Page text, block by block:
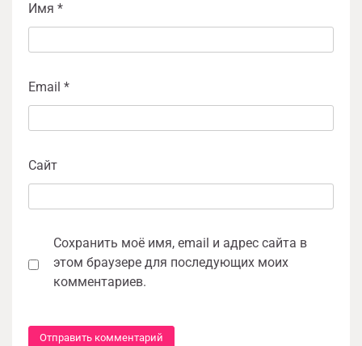
Имя *
Email *
Сайт
Сохранить моё имя, email и адрес сайта в
этом браузере для последующих моих
комментариев.